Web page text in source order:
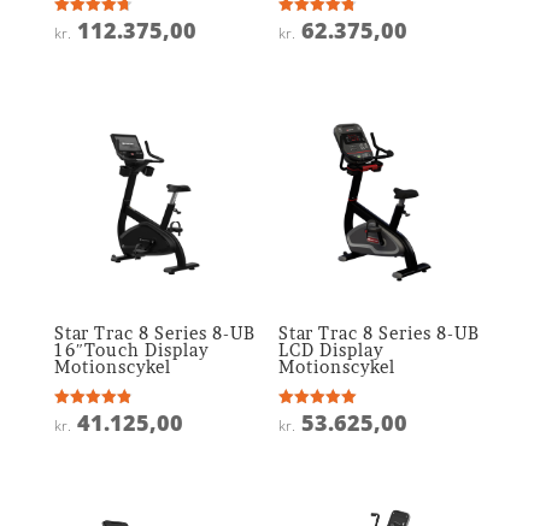
Vurderet
4.7
kr. 112.375,00
Vurderet
4.8
kr. 62.375,00
Star Trac 8 Series 8-UB
16″Touch Display
Motionscykel
Vurderet
4.9
kr. 41.125,00
Star Trac 8 Series 8-UB
LCD Display
Motionscykel
Vurderet
5
kr. 53.625,00